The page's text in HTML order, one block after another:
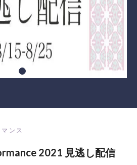
ンス
2021 見逃し配信